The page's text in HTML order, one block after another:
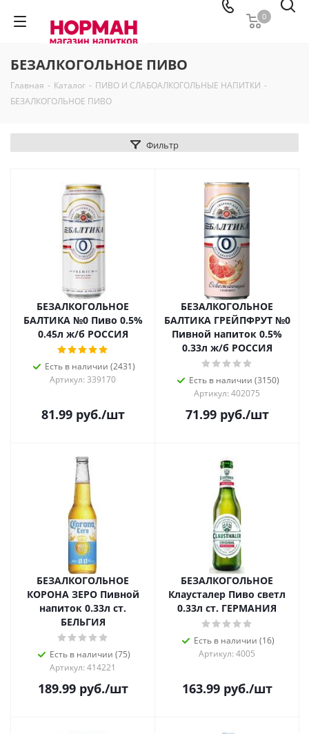
0
БЕЗАЛКОГОЛЬНОЕ ПИВО
Главная - Каталог - ПИВО И СЛАБОАЛКОГОЛЬНЫЕ НАПИТКИ -
БЕЗАЛКОГОЛЬНОЕ ПИВО
Фильтр
БЕЗАЛКОГОЛЬНОЕ
БАЛТИКА №0 Пиво 0.5%
0.45л ж/б РОССИЯ
Есть в наличии (2431)
Артикул: 339170
81.99руб./шт
БЕЗАЛКОГОЛЬНОЕ
БАЛТИКА ГРЕЙПФРУТ №0
Пивной напиток 0.5%
0.33л ж/б РОССИЯ
Есть в наличии (3150)
Артикул: 402075
71.99руб./шт
БЕЗАЛКОГОЛЬНОЕ
КОРОНА ЗЕРО Пивной
напиток 0.33л ст.
БЕЛЬГИЯ
Есть в наличии (75)
Артикул: 414221
189.99руб./шт
БЕЗАЛКОГОЛЬНОЕ
Клаусталер Пиво светл
0.33л ст. ГЕРМАНИЯ
Есть в наличии (16)
Артикул: 4005
163.99руб./шт